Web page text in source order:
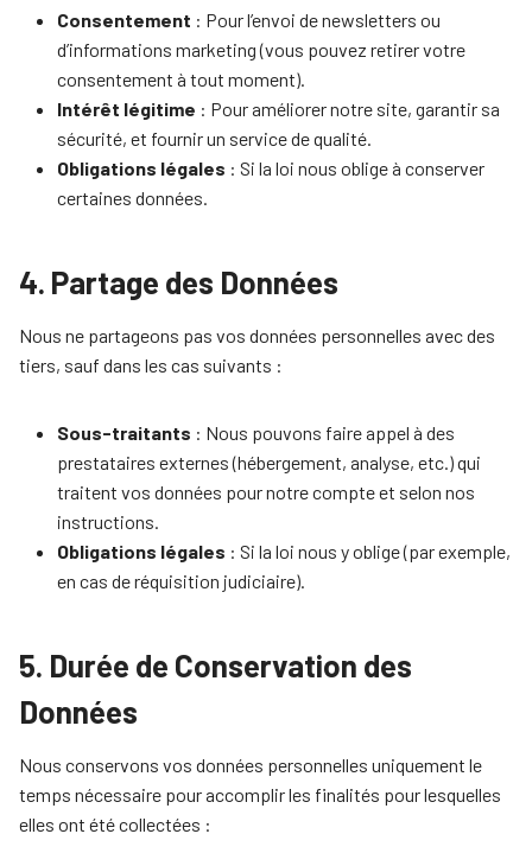
Consentement : Pour l’envoi de newsletters ou
d’informations marketing (vous pouvez retirer votre
consentement à tout moment).
Intérêt légitime : Pour améliorer notre site, garantir sa
sécurité, et fournir un service de qualité.
Obligations légales : Si la loi nous oblige à conserver
certaines données.
4. Partage des Données
Nous ne partageons pas vos données personnelles avec des
tiers, sauf dans les cas suivants :
Sous-traitants : Nous pouvons faire appel à des
prestataires externes (hébergement, analyse, etc.) qui
traitent vos données pour notre compte et selon nos
instructions.
Obligations légales : Si la loi nous y oblige (par exemple,
en cas de réquisition judiciaire).
5. Durée de Conservation des
Données
Nous conservons vos données personnelles uniquement le
temps nécessaire pour accomplir les finalités pour lesquelles
elles ont été collectées :